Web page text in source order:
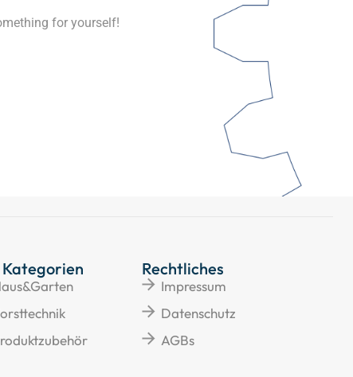
for yourself!
Kategorien Rechtliches
Impressum
Datenschutz
AGBs